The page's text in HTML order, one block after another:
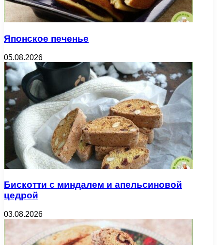
Японское печенье
05.08.2026
Бискотти с миндалем и апельсиновой
цедрой
03.08.2026